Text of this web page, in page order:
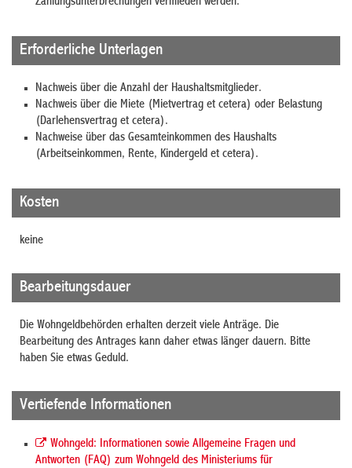
Erforderliche Unterlagen
Nachweis über die Anzahl der Haushaltsmitglieder.
Nachweis über die Miete (Mietvertrag et cetera) oder Belastung
(Darlehensvertrag et cetera).
Nachweise über das Gesamteinkommen des Haushalts
(Arbeitseinkommen, Rente, Kindergeld et cetera).
Kosten
keine
Bearbeitungsdauer
Die Wohngeldbehörden erhalten derzeit viele Anträge. Die
Bearbeitung des Antrages kann daher etwas länger dauern. Bitte
haben Sie etwas Geduld.
Vertiefende Informationen
Wohngeld: Informationen sowie Allgemeine Fragen und
Antworten (FAQ) zum Wohngeld des Ministeriums für